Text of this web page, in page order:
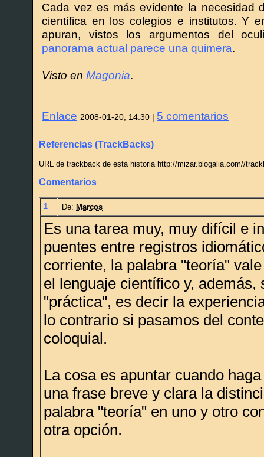
Cada vez es más evidente la necesidad
científica en los colegios e institutos. Y
apuran, vistos los argumentos del
panorama actual parece una quimera.
Visto en Magonia.
Enlace 2008-01-20, 14:30 | 5 comentarios
Referencias (TrackBacks)
URL de trackback de esta historia http://mizar.blogalia.com//
Comentarios
1 De: Marcos
Es una tarea muy, muy difícil e
puentes entre registros
corriente, la palabra "teoría"
el lenguaje científico y, además,
"práctica", es decir la
lo contrario si pasamos del
coloquial.
La cosa es apuntar cuando
una frase breve y clara la
palabra "teoría" en uno y otro
otra opción.